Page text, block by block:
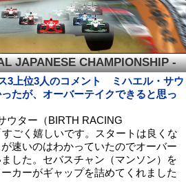
JAPANESE CHAMPIONSHIP -
3上位3人のコメント ミハエル・サウ
たが、オーバーテイクできると思っ
ター（BIRTH RACING
ごく嬉しいです。スタートは良くな
速いのはわかっていたのでオーバー
した。セバスチャン（マンソン）を
カーがギャップを詰めてくれました